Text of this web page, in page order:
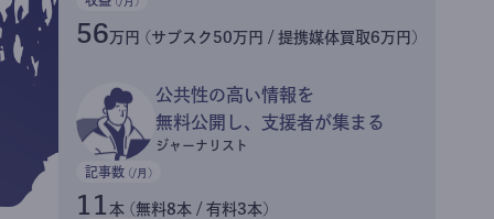
56万円 (サブスク50万円 / 提携媒体買取6万円)
公共性の高い情報を
無料公開し、支援者が集まる
ジャーナリスト
記事数 (/月)
11 本 (無料8本 / 有料3本)